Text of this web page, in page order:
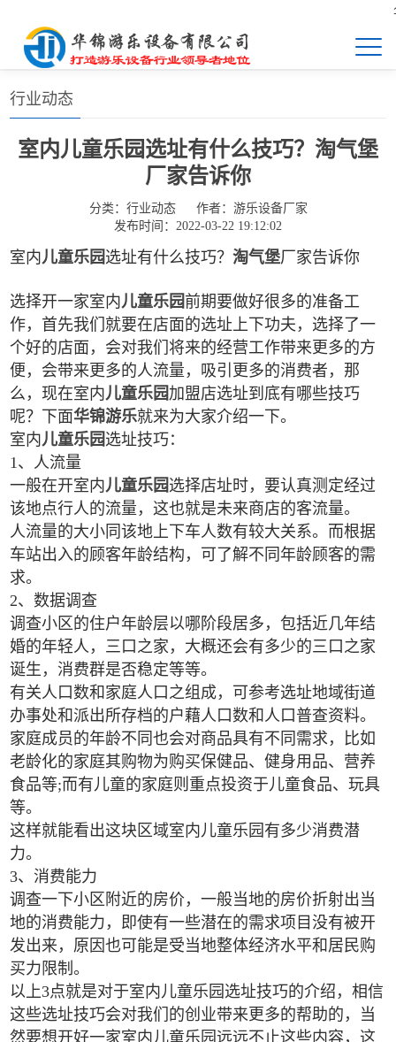
华
首页>>新闻中心>>行业动态
行业动态
室内儿童乐园选址有什么技巧？淘气堡
厂家告诉你
分类： 行业动态 作者： 游乐设备厂家
发布时间：2022-03-22 19:12:02
室内儿童乐园选址有什么技巧？淘气堡厂家告诉你
选择开一家室内儿童乐园前期要做好很多的准备工
作，首先我们就要在店面的选址上下功夫，选择了一
个好的店面，会对我们将来的经营工作带来更多的方
便，会带来更多的人流量，吸引更多的消费者，那
么，现在室内儿童乐园加盟店选址到底有哪些技巧
呢？下面华锦游乐就来为大家介绍一下。
室内儿童乐园选址技巧：
1、人流量
一般在开室内儿童乐园选择店址时，要认真测定经过
该地点行人的流量，这也就是未来商店的客流量。
人流量的大小同该地上下车人数有较大关系。而根据
车站出入的顾客年龄结构，可了解不同年龄顾客的需
求。
2、数据调查
调查小区的住户年龄层以哪阶段居多，包括近几年结
婚的年轻人，三口之家，大概还会有多少的三口之家
诞生，消费群是否稳定等等。
有关人口数和家庭人口之组成，可参考选址地域街道
办事处和派出所存档的户藉人口数和人口普查资料。
家庭成员的年龄不同也会对商品具有不同需求，比如
老龄化的家庭其购物为购买保健品、健身用品、营养
食品等;而有儿童的家庭则重点投资于儿童食品、玩具
等。
这样就能看出这块区域室内儿童乐园有多少消费潜
力。
3、消费能力
调查一下小区附近的房价，一般当地的房价折射出当
地的消费能力，即使有一些潜在的需求项目没有被开
发出来，原因也可能是受当地整体经济水平和居民购
买力限制。
以上3点就是对于室内儿童乐园选址技巧的介绍，相信
这些选址技巧会对我们的创业带来更多的帮助的，当
然要想开好一家室内儿童乐园远远不止这些内容，这